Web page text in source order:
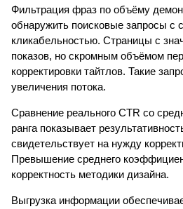
Фильтрация фраз по объёму
обнаружить поисковые запросы с
кликабельностью. Страницы с
показов, но скромным объёмом
корректировки тайтлов. Такие
увеличения потока.
Сравнение реального CTR со
ранга показывает
свидетельствует на нужду
Превышение среднего
корректность методики дизайна.
Выгрузка информации